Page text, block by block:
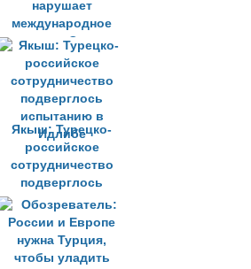
нарушает
международное
право в Сирии
Якыш: Турецко-
российское
сотрудничество
подверглось
испытанию в
Идлибе